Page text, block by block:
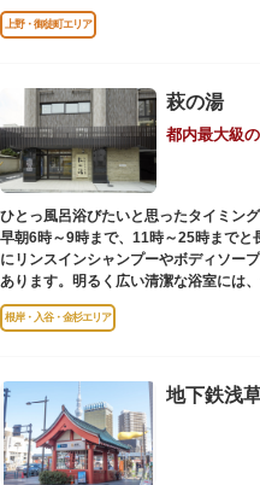
口」として機能しています。
上野・御徒町エリア
萩の湯
都内最大級
ひとっ風呂浴びたいと思ったタイミン
早朝6時～9時まで、11時～25時までと
にリンスインシャンプーやボディソー
あります。明るく広い清潔な浴室には
る萩の湯だよりで薬湯の予定を確認す
また併設されたレストラン、食事処こ
後これまた好きなタイミングで、おい
日々の生活を支えてくれる空間です。
根岸・入谷・金杉エリア
地下鉄浅